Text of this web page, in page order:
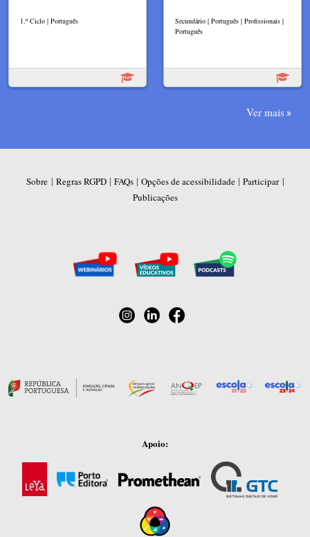
1.º Ciclo | Português
Secundário | Português | Profissionais |
Português
Ver mais
Sobre | Regras RGPD| FAQs| Opções de acessibilidade| Participar|
Publicações
Apoio: